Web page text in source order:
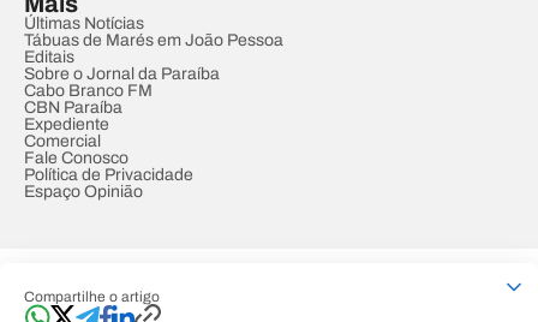
Compartilhe o artigo
Últimas Notícias
Tábuas de Marés em João Pessoa
Editais
Sobre o Jornal da Paraíba
Cabo Branco FM
CBN Paraíba
Expediente
Comercial
Fale Conosco
Política de Privacidade
Espaço Opinião